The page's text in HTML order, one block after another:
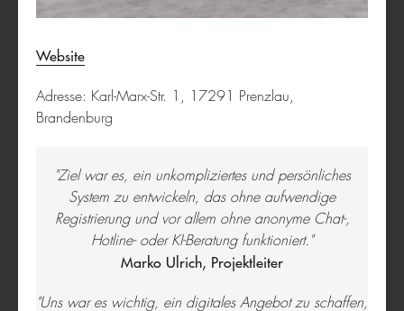
Rettungskette 5G
Website
Adresse: Karl-Marx-Str. 1, 17291 Prenzlau,
Brandenburg
"Ziel war es, ein unkompliziertes und persönliches
System zu entwickeln, das ohne aufwendige
Registrierung und vor allem ohne anonyme Chat-,
Hotline- oder KI-Beratung funktioniert."
Marko Ulrich, Projektleiter
"Uns war es wichtig, ein digitales Angebot zu schaffen,